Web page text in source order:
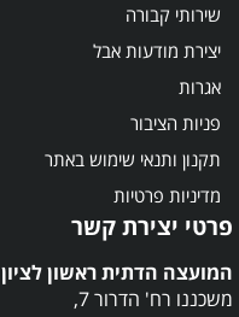
שירותי קבורה
יצירת מודעות אבל
אגרות
פניות הציבור
תקנון ותנאי שימוש באתר
מדיניות פרטיות
פרטי יצירת קשר
המועצה הדתית ראשון לציון
משכננו רח' הדרור 7,